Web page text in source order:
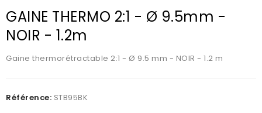
GAINE THERMO 2:1 - Ø 9.5mm -
NOIR - 1.2m
Gaine thermorétractable 2:1 - Ø 9.5 mm - NOIR - 1.2 m
Référence: STB95BK